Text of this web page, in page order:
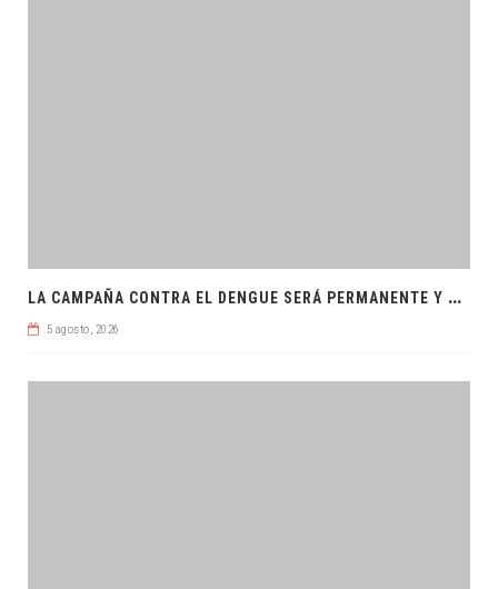
L
A CAMPAÑA CONTRA EL DENGUE SERÁ PERMANENTE Y ORDENADA
5 agosto, 2026